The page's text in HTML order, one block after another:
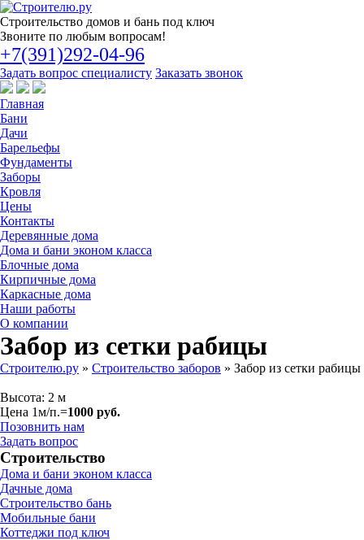
Строительство домов и бань под ключ
Звоните по любым вопросам!
+7(391)292-04-96
Задать вопрос специалисту Заказать звонок
Главная
Бани
Дачи
Барельефы
Фундаменты
Заборы
Кровля
Цены
Контакты
Деревянные дома
Дома и бани эконом класса
Блочные дома
Кирпичные дома
Каркасные дома
Наши работы
О компании
Забор из сетки рабицы
Строителю.ру » Строительство заборов » Забор из сетки рабицы
Высота: 2 м
Цена 1м/п.=1000 руб.
Позовнить нам
Задать вопрос
Строительство
Дома и бани эконом класса
Дачные дома
Строительство бань
Мобильные бани
Коттеджи под ключ